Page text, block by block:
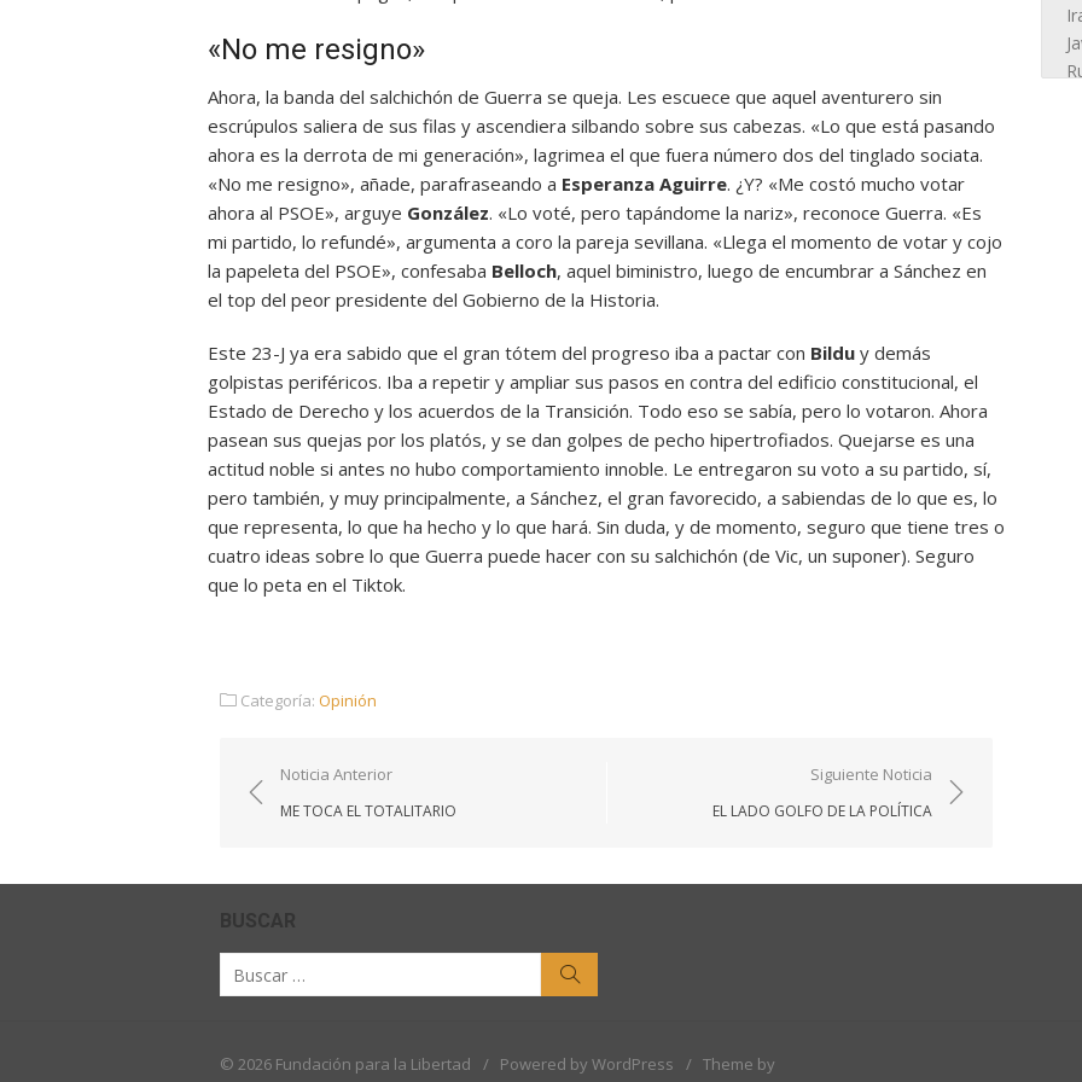
«No me resigno»
Ahora, la banda del salchichón de Guerra se queja. Les escuece que aquel aventurero sin
escrúpulos saliera de sus filas y ascendiera silbando sobre sus cabezas. «Lo que está pasando
ahora es la derrota de mi generación», lagrimea el que fuera número dos del tinglado sociata.
«No me resigno», añade, parafraseando a Esperanza Aguirre. ¿Y? «Me costó mucho votar
ahora al PSOE», arguye González. «Lo voté, pero tapándome la nariz», reconoce Guerra. «Es
mi partido, lo refundé», argumenta a coro la pareja sevillana. «Llega el momento de votar y cojo
la papeleta del PSOE», confesaba Belloch, aquel biministro, luego de encumbrar a Sánchez en
el top del peor presidente del Gobierno de la Historia.
Este 23-J ya era sabido que el gran tótem del progreso iba a pactar con Bildu y demás
golpistas periféricos. Iba a repetir y ampliar sus pasos en contra del edificio constitucional, el
Estado de Derecho y los acuerdos de la Transición. Todo eso se sabía, pero lo votaron. Ahora
pasean sus quejas por los platós, y se dan golpes de pecho hipertrofiados. Quejarse es una
actitud noble si antes no hubo comportamiento innoble. Le entregaron su voto a su partido, sí,
pero también, y muy principalmente, a Sánchez, el gran favorecido, a sabiendas de lo que es, lo
que representa, lo que ha hecho y lo que hará. Sin duda, y de momento, seguro que tiene tres o
cuatro ideas sobre lo que Guerra puede hacer con su salchichón (de Vic, un suponer). Seguro
que lo peta en el Tiktok.
Categoría: Opinión
Navegación
de
Noticia Anterior
ME TOCA EL TOTALITARIO
Siguiente Noticia
EL LADO GOLFO DE LA POLÍTICA
BUSCAR
Buscar
por:
© 2026 Fundación para la Libertad / Powered by WordPress / Theme by